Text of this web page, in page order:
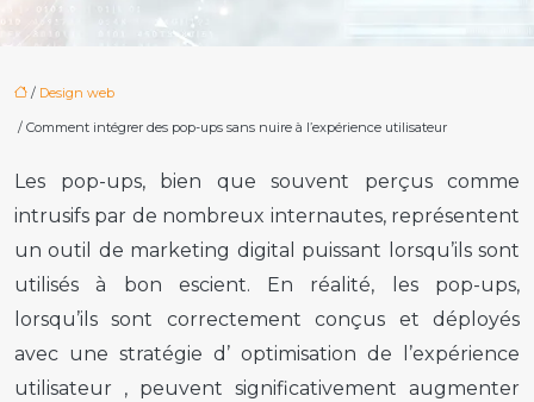
/ Design web
/ Comment intégrer des pop-ups sans nuire à l’expérience utilisateur
Les pop-ups, bien que souvent perçus comme
intrusifs par de nombreux internautes, représentent
un outil de marketing digital puissant lorsqu’ils sont
utilisés à bon escient. En réalité, les pop-ups,
lorsqu’ils sont correctement conçus et déployés
avec une stratégie d’ optimisation de l’expérience
utilisateur , peuvent significativement augmenter